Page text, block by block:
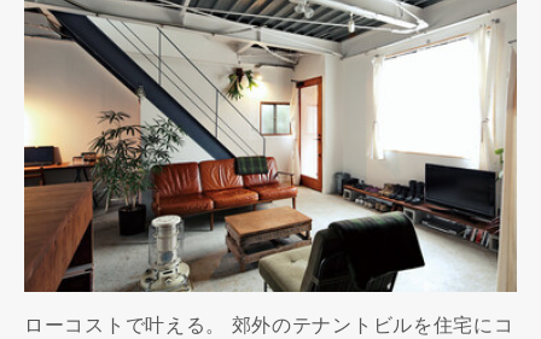
ローコストで叶える。 郊外のテナントビルを住宅にコ